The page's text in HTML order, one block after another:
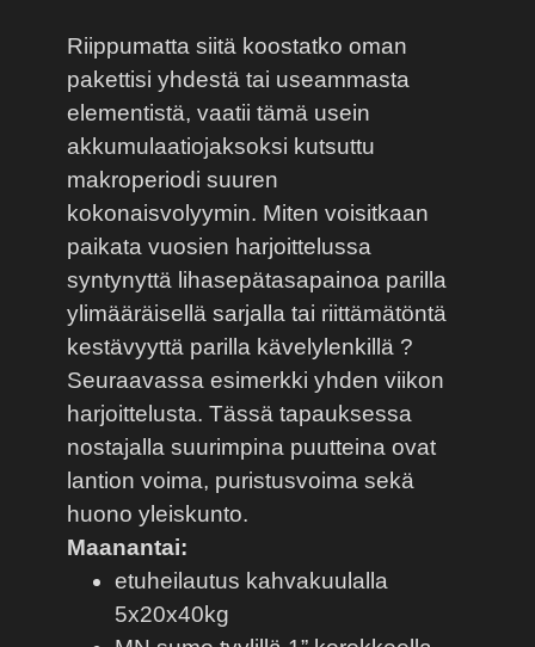
Riippumatta siitä koostatko oman
pakettisi yhdestä tai useammasta
elementistä, vaatii tämä usein
akkumulaatiojaksoksi kutsuttu
makroperiodi suuren
kokonaisvolyymin. Miten voisitkaan
paikata vuosien harjoittelussa
syntynyttä lihasepätasapainoa parilla
ylimääräisellä sarjalla tai riittämätöntä
kestävyyttä parilla kävelylenkillä ?
Seuraavassa esimerkki yhden viikon
harjoittelusta. Tässä tapauksessa
nostajalla suurimpina puutteina ovat
lantion voima, puristusvoima sekä
huono yleiskunto.
Maanantai:
etuheilautus kahvakuulalla
5x20x40kg